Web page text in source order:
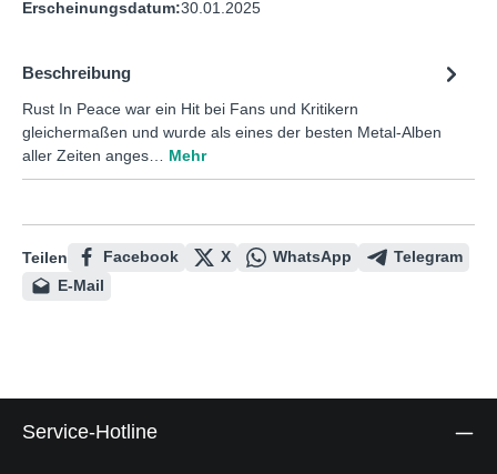
Erscheinungsdatum:30.01.2025
Beschreibung
Rust In Peace war ein Hit bei Fans und Kritikern
gleichermaßen und wurde als eines der besten Metal-Alben
aller Zeiten anges… Mehr
Teilen Facebook X WhatsApp
Telegram
E-Mail
Service-Hotline